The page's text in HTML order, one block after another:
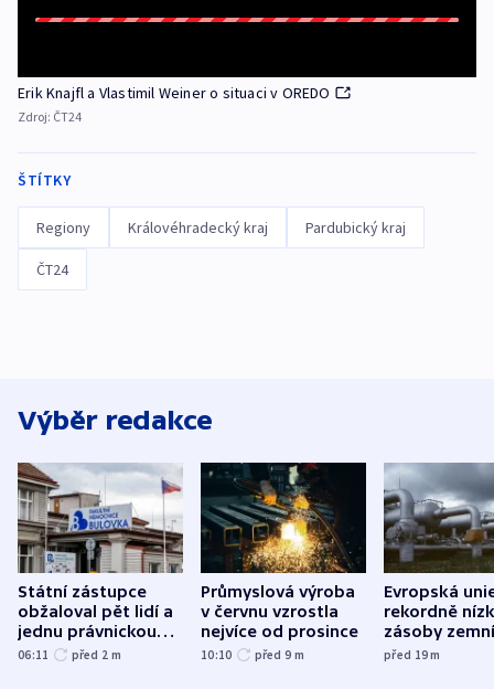
Erik Knajfl a Vlastimil Weiner o situaci v OREDO
Zdroj: ČT24
ŠTÍTKY
Regiony Královéhradecký kraj Pardubický kraj
ČT24
Výběr redakce
Státní zástupce
obžaloval pět lidí a
jednu právnickou
osobu v kauze
06:11 před 2 m
Průmyslová výroba
v červnu vzrostla
nejvíce od prosince
10:10 před 9 m
Evropská
rekordně
zásoby
plynu
před 19m